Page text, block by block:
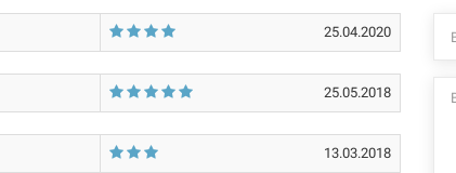
25.04.2020
25.05.2018
13.03.2018